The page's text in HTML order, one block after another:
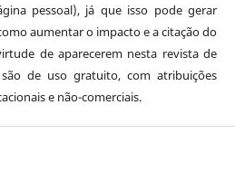
pessoal), já que isso pode gerar
aumentar o impacto e a citação do
de aparecerem nesta revista de
de uso gratuito, com atribuições
e não-comerciais.